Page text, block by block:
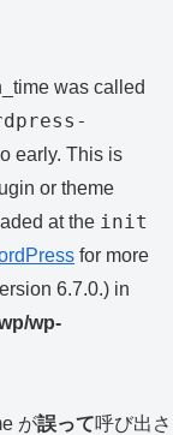
was called
early. This is
or theme
at the init
for more
6.7.0.) in
wp-
が誤って呼び出さ